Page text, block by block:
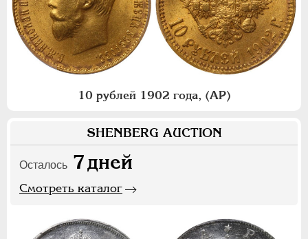
10 рублей 1902 года, (АР)
SHENBERG AUCTION
Осталось 7дней
Смотреть каталог